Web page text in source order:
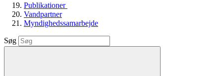
Publikationer
Vandpartner
Myndighedssamarbejde
Søg